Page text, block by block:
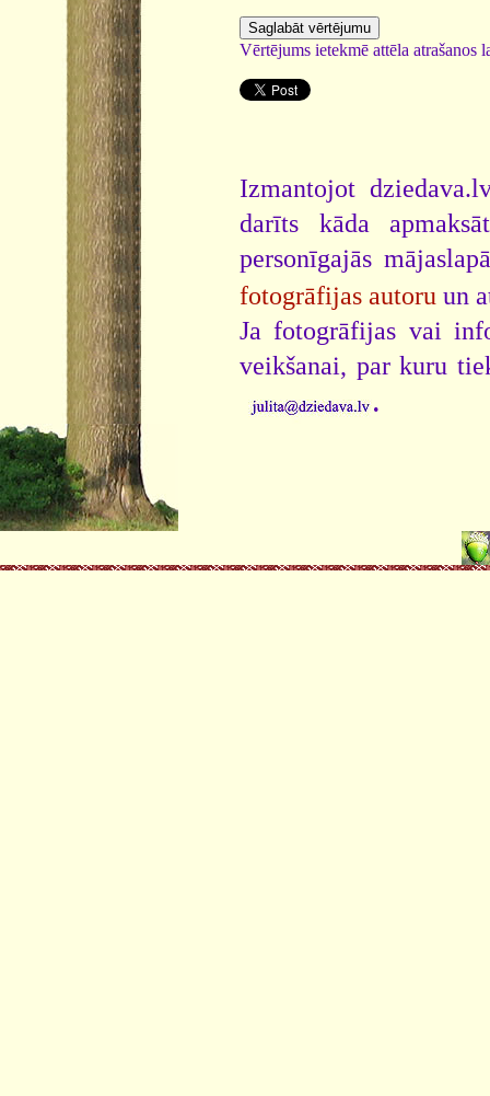
Vērtējums ietekmē attēla atrašanos
Izmantojot
darīts kāda
personīgajās
fotogrāfijas autoru un
Ja fotogrāfijas vai
veikšanai, par kuru
.